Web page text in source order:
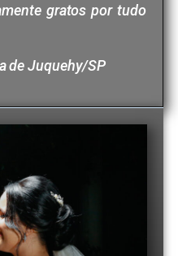
gratos por tudo
de Juquehy/SP